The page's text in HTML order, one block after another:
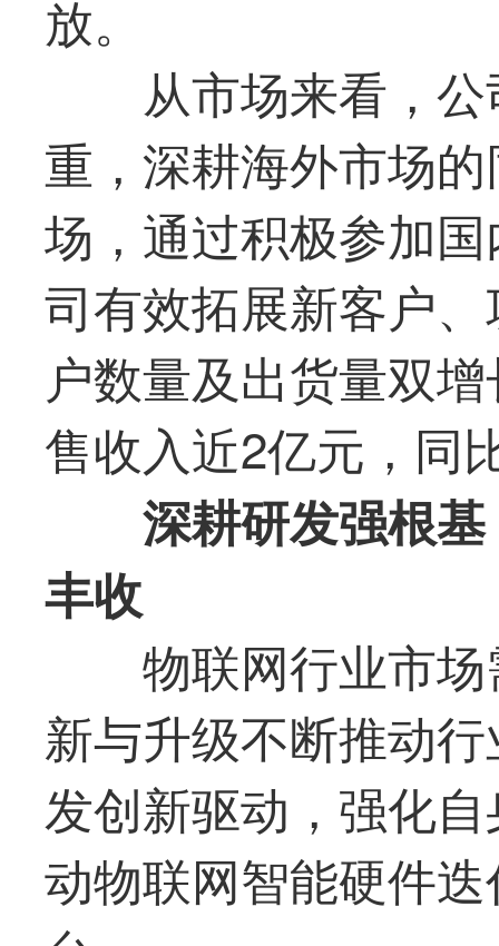
放。
从市场来看，
重，深耕海外市场
场，通过积极参加
司有效拓展新客户
户数量及出货量双
售收入近2亿元，同
深耕研发强根
丰收
物联网行业市
新与升级不断推动
发创新驱动，强化
动物联网智能硬件